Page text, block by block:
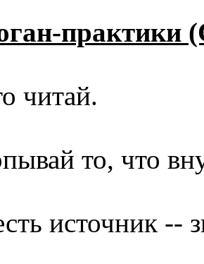
практики
читай.
то, что
источник --